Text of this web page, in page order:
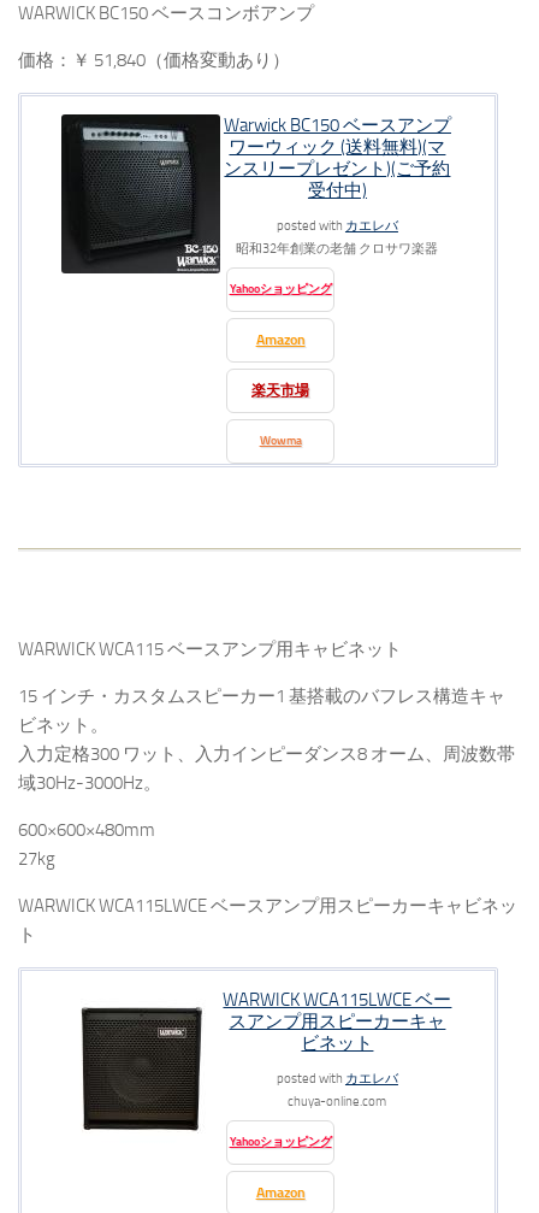
WARWICK BC150 ベースコンボアンプ
価格：￥ 51,840（価格変動あり）
Warwick BC150 ベースアンプ
ワーウィック (送料無料)(マ
ンスリープレゼント)(ご予約
受付中)
posted with カエレバ
昭和32年創業の老舗 クロサワ楽器
Yahooショッピング
Amazon
楽天市場
Wowma
WARWICK WCA115 ベースアンプ用キャビネット
15 インチ・カスタムスピーカー1 基搭載のバフレス構造キャ
ビネット。
入力定格300 ワット、入力インピーダンス8 オーム、周波数帯
域30Hz-3000Hz。
600×600×480mm
27kg
WARWICK WCA115LWCE ベースアンプ用スピーカーキャビネッ
ト
WARWICK WCA115LWCE ベー
スアンプ用スピーカーキャ
ビネット
posted with カエレバ
chuya-online.com
Yahooショッピング
Amazon